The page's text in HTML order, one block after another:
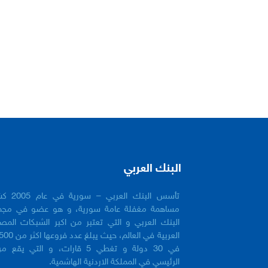
البنك العربي
تأسس البنك
مساهمة مغفلة عامة سورية، و هو عضو في
البنك العربي و التي تعتبر من اكبر الشبكات
في 30 دولة و تغطي 5 قارات، و التي
الرئيسي في المملكة الاردنية الهاشمية.